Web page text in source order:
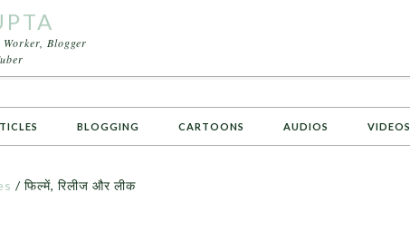
Blogger
BLOGGING CARTOONS AUDIOS VIDEOS
/ फिल्में, रिलीज और लीक